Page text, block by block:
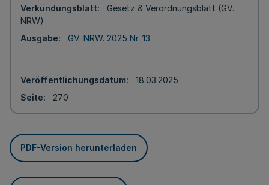
Verkündungsblatt
Gesetz & Verordnungsblatt (GV.
NRW)
Ausgabe
GV. NRW. 2025 Nr. 13
Veröffentlichungsdatum
18.03.2025
Seite
270
PDF-Version herunterladen